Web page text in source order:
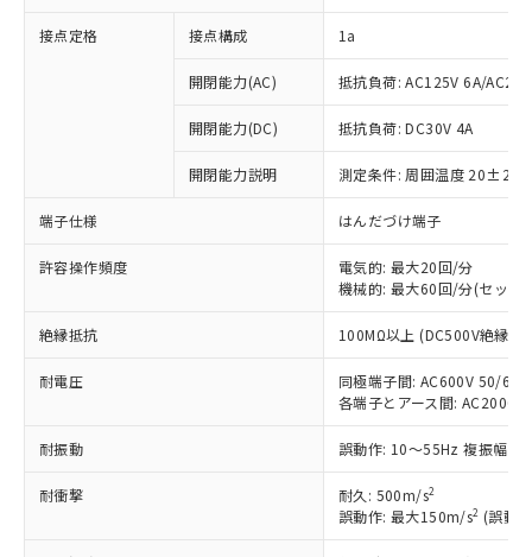
接点定格 接点構成 1a
開閉能力(AC) 抵抗負荷: AC125V 6A/
開閉能力(DC) 抵抗負荷: DC30V 4A
開閉能力説明 測定条件: 周囲温度 20±2℃
端子仕様 はんだづけ端子
許容操作頻度
電気的: 最大20回/分
機械的: 最大60回/分(セット
絶縁抵抗 100MΩ以上 (DC500V絶縁抵
耐電圧
同極端子間: AC600V 50/
各端子とアース間:
耐振動 誤動作: 10～55Hz 複振幅
耐衝撃 耐久: 500m/s2
誤動作: 最大150m/s2 (誤動
対応済み：EU RoHS指令（10物質）の
非含有に対応した製品が提供可能な商品で
対応予定：EU RoHS指令（10物質）の非含
有に対応した製品に切り替える予定のある